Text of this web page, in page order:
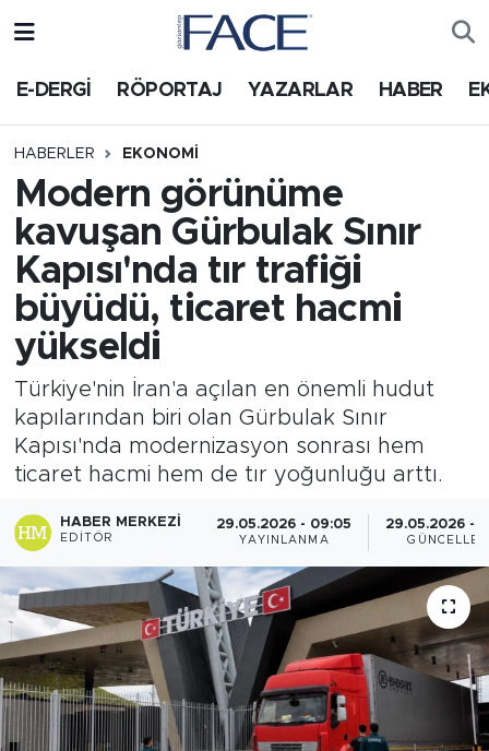
E-DERGİ RÖPORTAJ YAZARLAR HABER
HABERLER EKONOMI
Modern görünüme
kavuşan Gürbulak Sınır
Kapısı'nda tır trafiği
büyüdü, ticaret hacmi
yükseldi
Türkiye'nin İran'a açılan en önemli hudut
kapılarından biri olan Gürbulak Sınır
Kapısı'nda modernizasyon sonrası hem
ticaret hacmi hem de tır yoğunluğu arttı.
HABER MERKEZI
EDITÖR
29.05.2026 - 09:05
YAYINLANMA
29.05.2026 -
HABER
Nöbetçi Eczaneler
Trafik Durumu
Süper Lig Puan Durumu ve Fikstür
Tüm Manşetler
Son Dakika Haberleri
Haber Arşivi